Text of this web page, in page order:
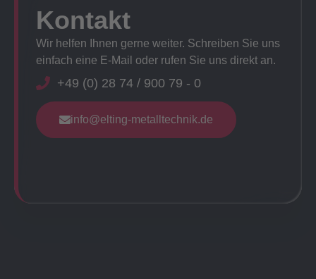
Kontakt
Wir helfen Ihnen gerne weiter. Schreiben Sie uns
einfach eine E-Mail oder rufen Sie uns direkt an.
+49 (0) 28 74 / 900 79 - 0
info@elting-metalltechnik.de